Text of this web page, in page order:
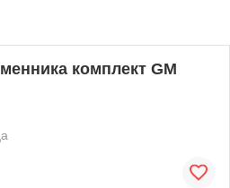
комплект GM